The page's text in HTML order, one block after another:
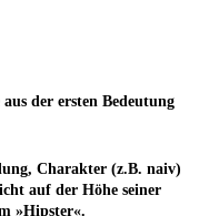
der ers­ten Bedeu­tung
Cha­rak­ter (z.B. naiv)
auf der Höhe sei­ner
»Hips­ter«.